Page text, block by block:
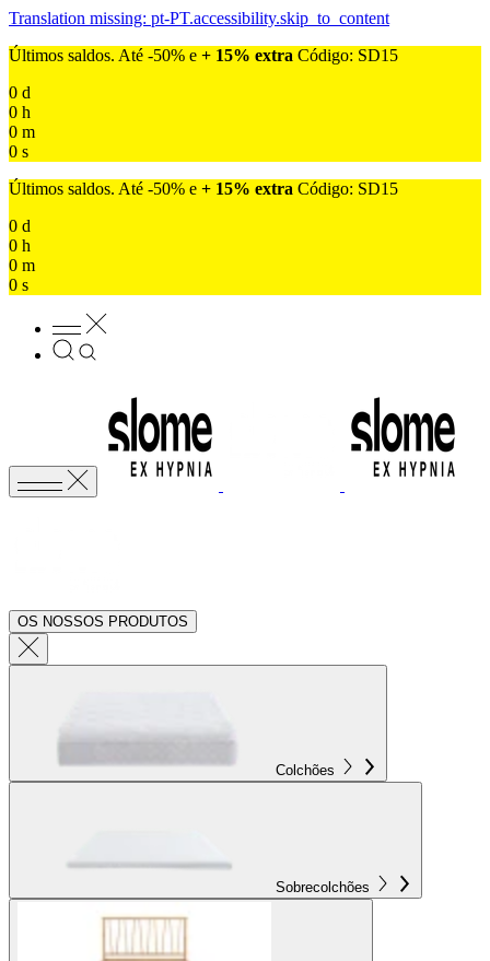
Translation missing: pt-PT.accessibility.skip_to_content
Últimos saldos. Até -50% e + 15% extra Código: SD15
0 d
0 h
0 m
0 s
Últimos saldos. Até -50% e + 15% extra Código: SD15
0 d
0 h
0 m
0 s
OS NOSSOS PRODUTOS
Colchões
Sobrecolchões